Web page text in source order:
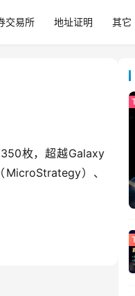
交易所 地址证明 其它
枚，超越Galaxy
）、